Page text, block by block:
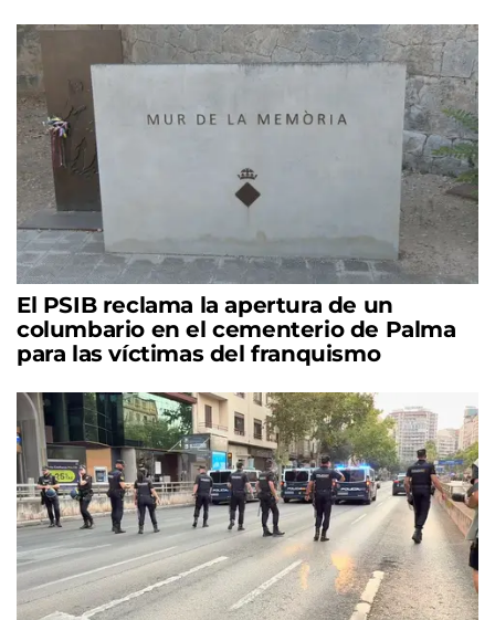
El PSIB reclama la apertura de un
columbario en el cementerio de Palma
para las víctimas del franquismo